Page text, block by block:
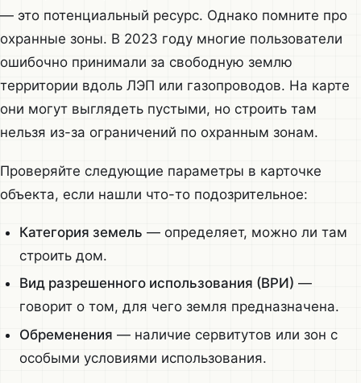
— это потенциальный ресурс. Однако помните про
охранные зоны. В 2023 году многие пользователи
ошибочно принимали за свободную землю
территории вдоль ЛЭП или газопроводов. На карте
они могут выглядеть пустыми, но строить там
нельзя из-за ограничений по охранным зонам.
Проверяйте следующие параметры в карточке
объекта, если нашли что-то подозрительное:
Категория земель — определяет, можно ли там
строить дом.
Вид разрешенного использования (ВРИ) —
говорит о том, для чего земля предназначена.
Обременения — наличие сервитутов или зон с
особыми условиями использования.